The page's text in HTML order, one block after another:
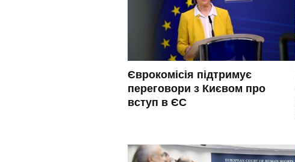
Єврокомісія підтримує
переговори з Києвом про
вступ в ЄС